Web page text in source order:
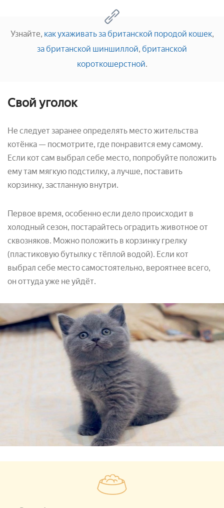
Узнайте, как ухаживать за британской породой кошек,
за британской шиншиллой, британской
короткошерстной.
Свой уголок
Не следует заранее определять место жительства
котёнка — посмотрите, где понравится ему самому.
Если кот сам выбрал себе место, попробуйте положить
ему там мягкую подстилку, а лучше, поставить
корзинку, застланную внутри.
Первое время, особенно если дело происходит в
холодный сезон, постарайтесь оградить животное от
сквозняков. Можно положить в корзинку грелку
(пластиковую бутылку с тёплой водой). Если кот
выбрал себе место самостоятельно, вероятнее всего,
он оттуда уже не уйдёт.